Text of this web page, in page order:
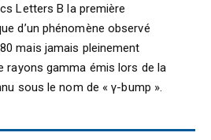
Letters B la première
d’un phénomène observé
mais jamais pleinement
rayons gamma émis lors de la
sous le nom de « γ-bump ».